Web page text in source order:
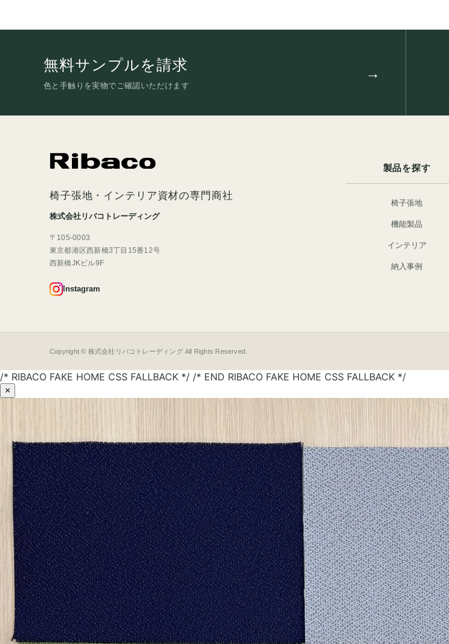
無料サンプルを請求
色と手触りを実物でご確認いただけます
椅子張地・インテリア資材の専門商社
株式会社リバコトレーディング
〒105-0003
東京都港区西新橋3丁目15番12号
西新橋JKビル9F
Instagram
製品を探す
椅子張地
機能製品
インテリア
納入事例
Copyright © 株式会社リバコトレーディング All Rights Reserved.
/* RIBACO FAKE HOME CSS FALLBACK */ /* END RIBACO FAKE HOME CSS FALLBACK */
×